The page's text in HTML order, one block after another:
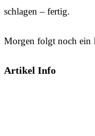
schlagen – fertig.
Morgen folgt noch ein
Artikel Info